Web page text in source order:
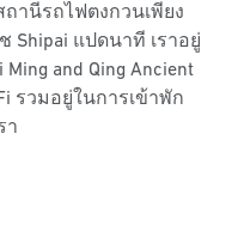
ถานีรถไฟตงกวนเพียง
Shipai แปดนาที เราอยู่
and Qing Ancient
รวมอยู่ในการเข้าพัก
า